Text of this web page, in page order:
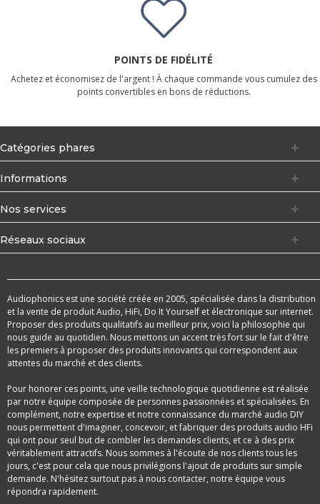
POINTS DE FIDÉLITÉ
Achetez et économisez de l'argent ! À chaque commande vous cumulez des
points convertibles en bons de réductions.
Catégories phares
Informations
Nos services
Réseaux sociaux
Audiophonics est une société créée en 2005, spécialisée dans la distribution
et la vente de produit Audio, HiFi, Do It Yourself et électronique sur internet.
Proposer des produits qualitatifs au meilleur prix, voici la philosophie qui
nous guide au quotidien. Nous mettons un accent très fort sur le fait d'être
les premiers à proposer des produits innovants qui correspondent aux
attentes du marché et des clients.
Pour honorer ces points, une veille technologique quotidienne est réalisée
par notre équipe composée de personnes passionnées et spécialisées. En
complément, notre expertise et notre connaissance du marché audio DIY
nous permettent d'imaginer, concevoir, et fabriquer des produits audio HFi
qui ont pour seul but de combler les demandes clients, et ce à des prix
véritablement attractifs. Nous sommes à l'écoute de nos clients tous les
jours, c'est pour cela que nous privilégions l'ajout de produits sur simple
demande. N'hésitez surtout pas à nous contacter, notre équipe vous
répondra rapidement.